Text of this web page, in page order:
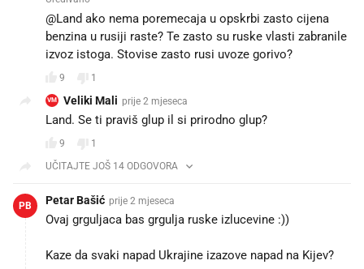
@Land ako nema poremecaja u opskrbi zasto cijena
benzina u rusiji raste? Te zasto su ruske vlasti zabranile
izvoz istoga. Stovise zasto rusi uvoze gorivo?
9 1
VM Veliki Mali prije 2 mjeseca
Land. Se ti praviš glup il si prirodno glup?
9
1
UČITAJTE JOŠ 14 ODGOVORA
PB Petar Bašić prije 2 mjeseca
Ovaj grguljaca bas grgulja ruske izlucevine :))
Kaze da svaki napad Ukrajine izazove napad na Kijev?